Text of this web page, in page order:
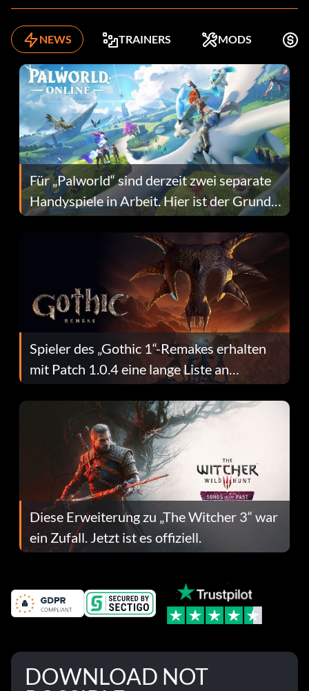
NEWS TRAINERS MODS
Für „Palworld“ sind derzeit zwei separate
Handyspiele in Arbeit. Hier ist der Grund
dafür.
Spieler des „Gothic 1“-Remakes erhalten
mit Patch 1.0.4 eine lange Liste an
Fehlerbehebungen
Diese Erweiterung zu „The Witcher 3“ war
ein Zufall. Jetzt ist es offiziell.
DOWNLOAD NOT